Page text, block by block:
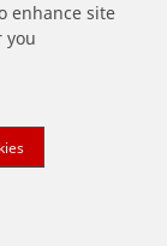
enhance site
you